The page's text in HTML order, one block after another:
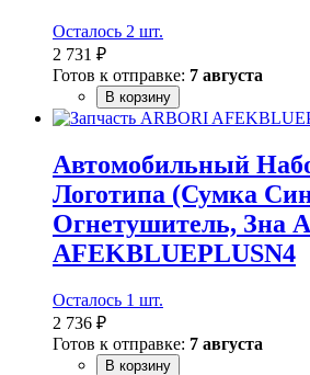
Осталось 2 шт.
2 731 ₽
Готов к отправке: 7 августа
В корзину
Автомобильный
Логотипа (Сумка
Огнетушитель, Зна
AFEKBLUEPLUSN4
Осталось 1 шт.
2 736 ₽
Готов к отправке: 7 августа
В корзину